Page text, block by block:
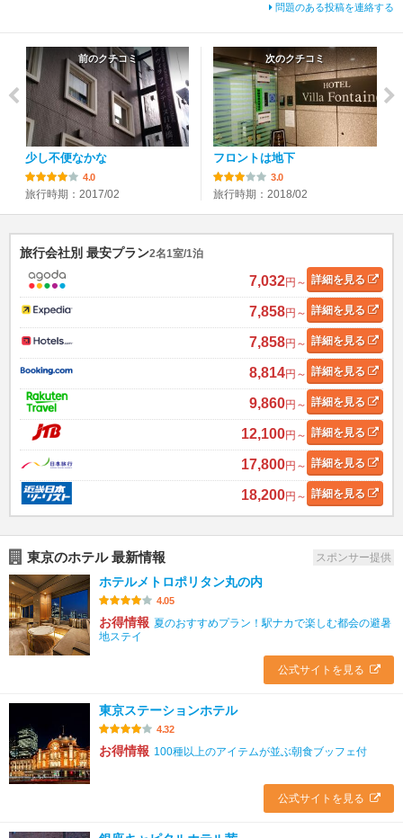
問題のある投稿を連絡する
前のクチコミ
少し不便なかな
4.0
旅行時期：2017/02
次のクチコミ
フロントは地下
3.0
旅行時期：2018/02
旅行会社別 最安プラン2名1室/1泊
7,032円～ 詳細を見る
7,858円～ 詳細を見る
7,858円～ 詳細を見る
8,814円～ 詳細を見る
9,860円～ 詳細を見る
12,100円～ 詳細を見る
17,800円～ 詳細を見る
18,200円～ 詳細を見る
東京のホテル 最新情報 スポンサー提供
ホテルメトロポリタン丸の内
4.05
お得情報 夏のおすすめプラン！駅ナカで楽しむ都会の避暑
地ステイ
公式サイトを見る
東京ステーションホテル
4.32
お得情報 100種以上のアイテムが並ぶ朝食ブッフェ付
公式サイトを見る